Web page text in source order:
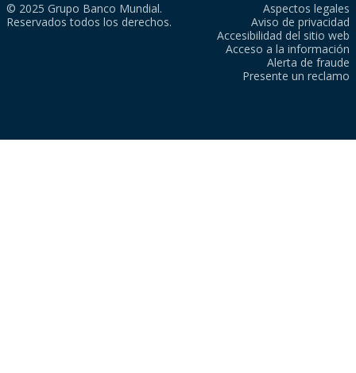
© 2025 Grupo Banco Mundial.
Reservados todos los derechos.
Aspectos legales
Aviso de privacidad
Accesibilidad del sitio web
Acceso a la información
Alerta de fraude
Presente un reclamo